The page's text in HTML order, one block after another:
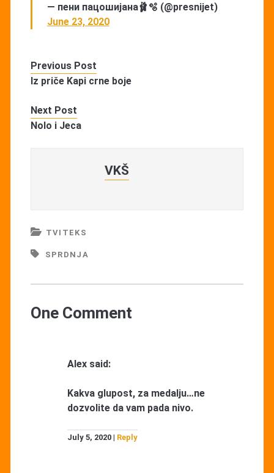
— пени пацошијана🩰🫧 (@presnijet)
June 23, 2020
Previous Post
Iz priče Kapi crne boje
Next Post
Nolo i Jeca
VKŠ
TVITEKS
SPRDNJA
One Comment
Alex said:
Kakva glupost, za medalju…ne
dozvolite da vam pada nivo.
July 5, 2020 Reply